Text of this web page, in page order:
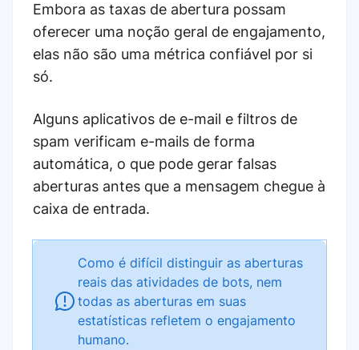
Embora as taxas de abertura possam
oferecer uma noção geral de engajamento,
elas não são uma métrica confiável por si
só.
Alguns aplicativos de e-mail e filtros de
spam verificam e-mails de forma
automática, o que pode gerar falsas
aberturas antes que a mensagem chegue à
caixa de entrada.
Como é difícil distinguir as aberturas
reais das atividades de bots, nem
todas as aberturas em suas
estatísticas refletem o engajamento
humano.